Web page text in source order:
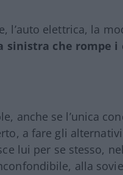
l’auto elettrica, la
sinistra che rompe i
anche se l’unica
a fare gli
lui per se stesso,
alla